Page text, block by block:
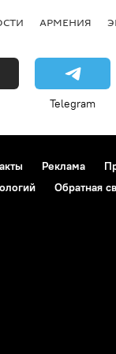
АРМЕНИЯ
Telegram
Реклама
Обратная